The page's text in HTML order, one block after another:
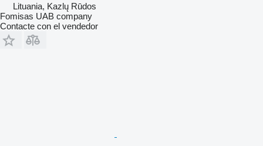
Lituania, Kazlų Rūdos
Fomisas UAB company
Contacte con el vendedor